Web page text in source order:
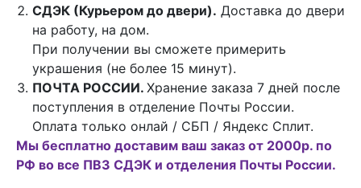
СДЭК (Курьером до двери). Доставка до двери
на работу, на дом.
При получении вы сможете примерить
украшения (не более 15 минут).
ПОЧТА РОССИИ. Хранение заказа 7 дней после
поступления в отделение Почты России.
Оплата только онлай / СБП / Яндекс Сплит.
Мы бесплатно доставим ваш заказ от 2000р. по
РФ во все ПВЗ СДЭК и отделения Почты России.